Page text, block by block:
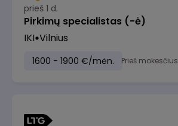
prieš 1 d.
Pirkimų specialistas (-ė)
IKI Vilnius
1600 - 1900 €/mėn. Prieš mokesčius